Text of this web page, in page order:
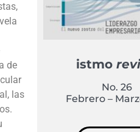
de
las
istmo
No. 26
Febrero –